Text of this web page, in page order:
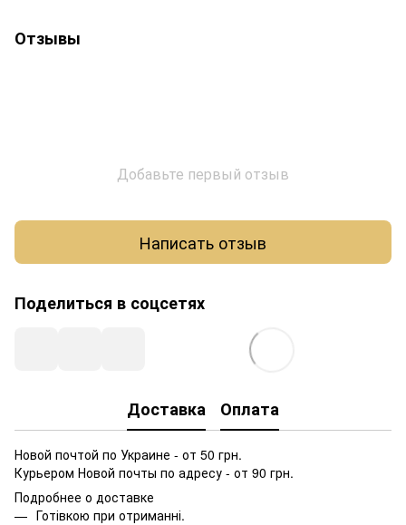
Отзывы
Добавьте первый отзыв
Написать отзыв
Поделиться в соцсетях
Доставка Оплата
Новой почтой по Украине - от 50 грн.
Курьером Новой почты по адресу - от 90 грн.
Подробнее о доставке
Готівкою при отриманні.